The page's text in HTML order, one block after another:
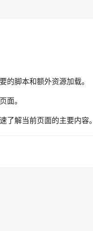
的脚本和额外资源加载。
面。
了解当前页面的主要内容。